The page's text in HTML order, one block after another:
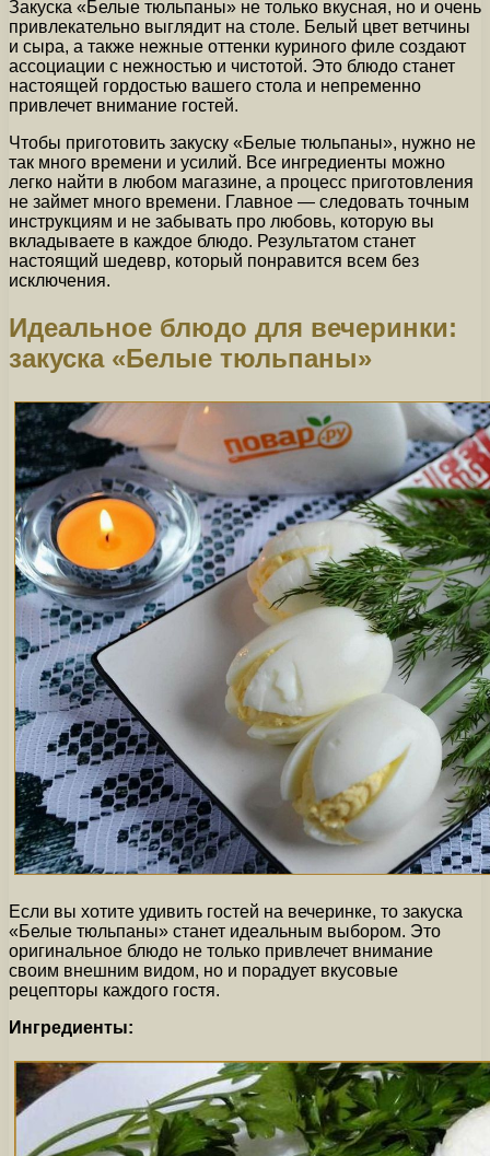
Закуска «Белые тюльпаны» не только вкусная, но и очень
привлекательно выглядит на столе. Белый цвет ветчины
и сыра, а также нежные оттенки куриного филе создают
ассоциации с нежностью и чистотой. Это блюдо станет
настоящей гордостью вашего стола и непременно
привлечет внимание гостей.
Чтобы приготовить закуску «Белые тюльпаны», нужно не
так много времени и усилий. Все ингредиенты можно
легко найти в любом магазине, а процесс приготовления
не займет много времени. Главное — следовать точным
инструкциям и не забывать про любовь, которую вы
вкладываете в каждое блюдо. Результатом станет
настоящий шедевр, который понравится всем без
исключения.
Идеальное блюдо для вечеринки:
закуска «Белые тюльпаны»
Если вы хотите удивить гостей на вечеринке, то закуска
«Белые тюльпаны» станет идеальным выбором. Это
оригинальное блюдо не только привлечет внимание
своим внешним видом, но и порадует вкусовые
рецепторы каждого гостя.
Ингредиенты: